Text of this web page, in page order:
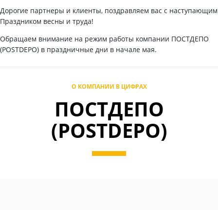
Дорогие партнеры и клиенты, поздравляем вас с наступающим
Праздником весны и труда!
Обращаем внимание на режим работы компании ПОСТДЕПО
(POSTDEPO) в праздничные дни в начале мая.
О КОМПАНИИ В ЦИФРАХ
ПОСТДЕПО
(POSTDEPO)